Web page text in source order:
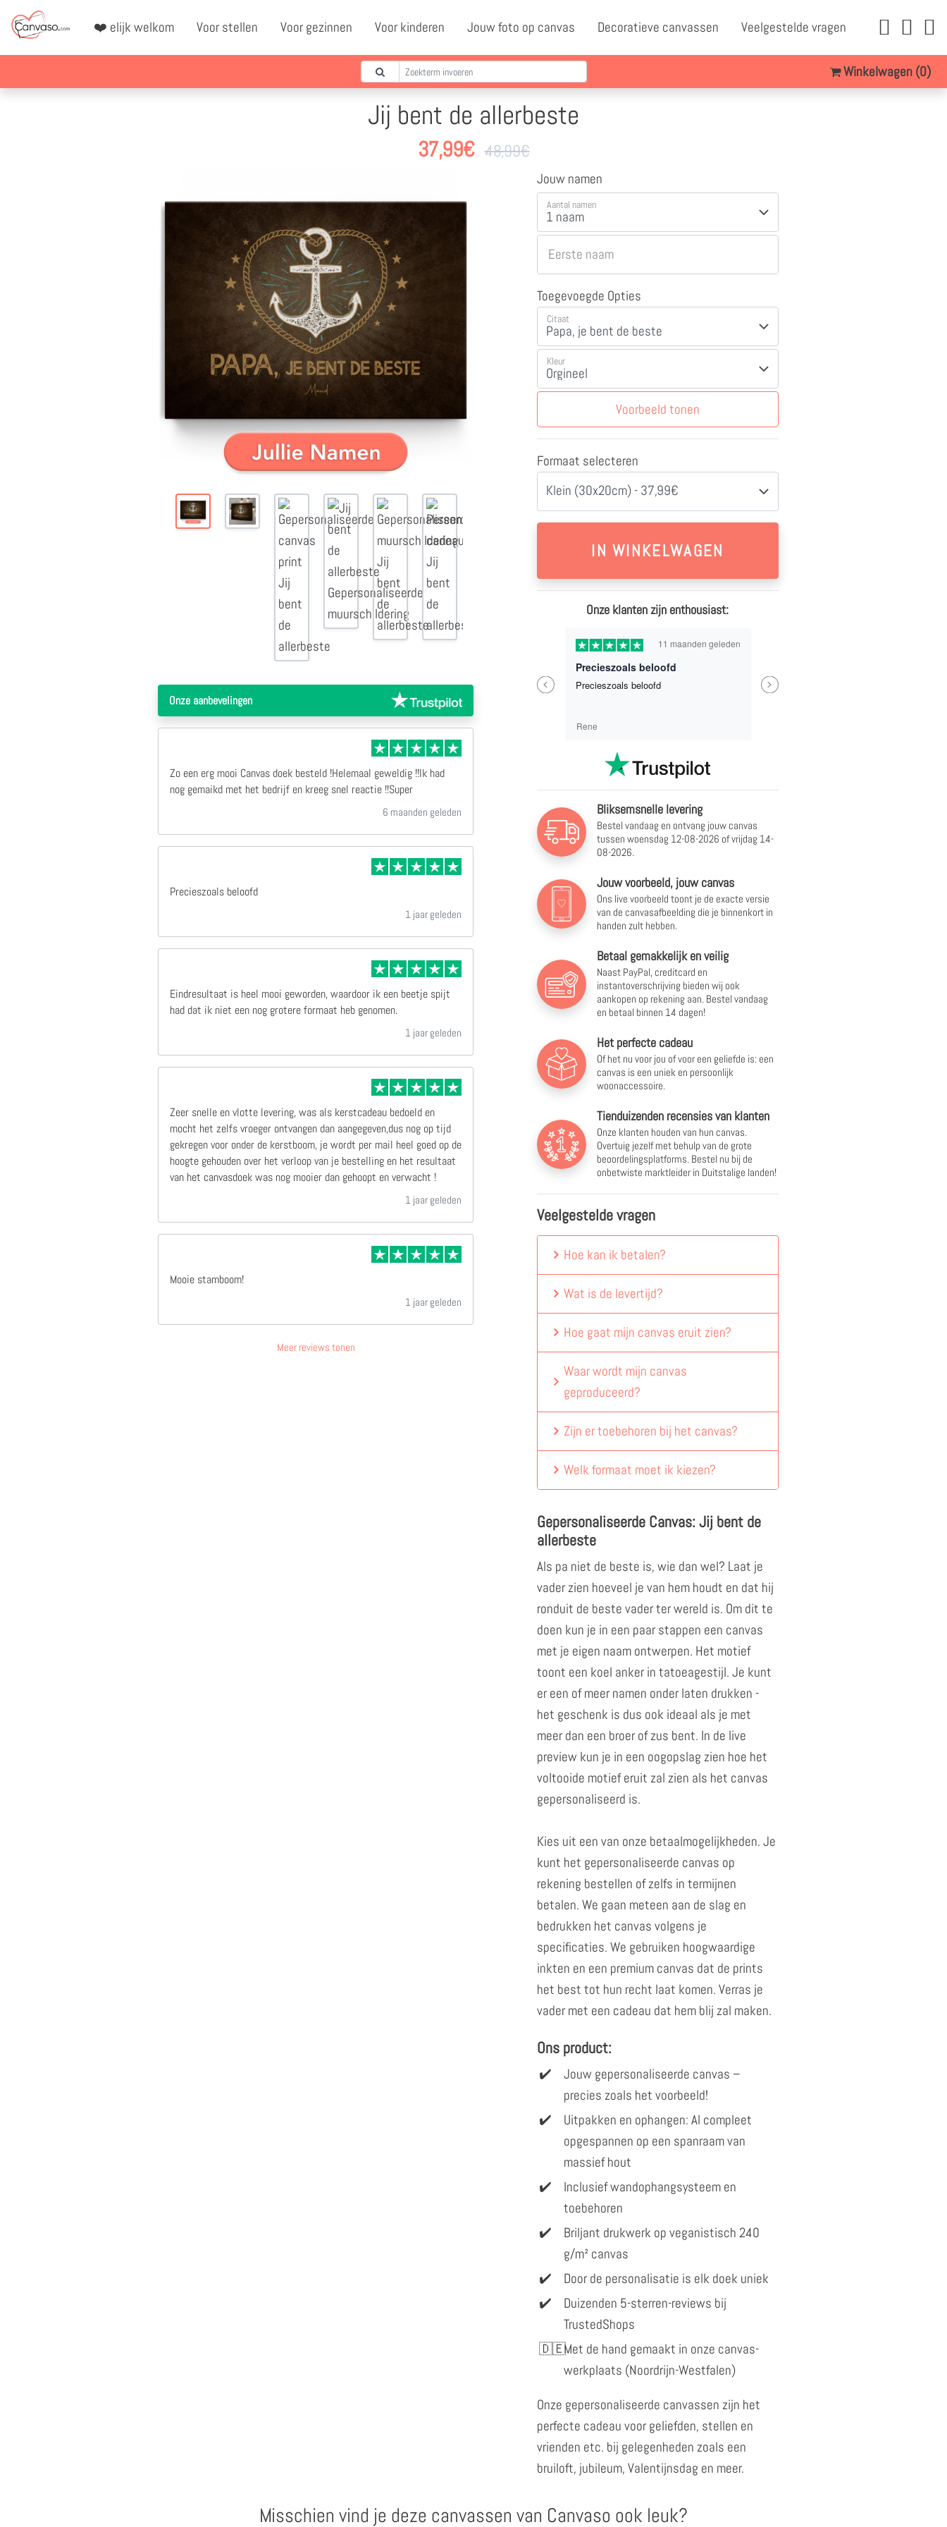
❤️ elijk welkom Voor stellen Voor gezinnen Voor kinderen Jouw foto op canvas Decoratieve canvassen Veelgestelde vragen
Winkelwagen (0)
Jij bent de allerbeste
37,99€ 48,99€
Onze aanbevelingen
Zo een erg mooi Canvas doek besteld !Helemaal geweldig !!Ik had
nog gemaikd met het bedrijf en kreeg snel reactie !!Super
6 maanden geleden
Precieszoals beloofd
1 jaar geleden
Eindresultaat is heel mooi geworden, waardoor ik een beetje spijt
had dat ik niet een nog grotere formaat heb genomen.
1 jaar geleden
Zeer snelle en vlotte levering, was als kerstcadeau bedoeld en
mocht het zelfs vroeger ontvangen dan aangegeven,dus nog op tijd
gekregen voor onder de kerstboom, je wordt per mail heel goed op de
hoogte gehouden over het verloop van je bestelling en het resultaat
van het canvasdoek was nog mooier dan gehoopt en verwacht !
1 jaar geleden
Mooie stamboom!
1 jaar geleden
Meer reviews tonen
Jouw namen
Aantal namen
Eerste naam
Toegevoegde Opties
Citaat
Kleur
Voorbeeld tonen
Formaat selecteren
Klein (30x20cm) - 37,99€
Onze klanten zijn enthousiast:
Previous
deze site werkt snel duidelijk en is zeer
betrouwbaar,heb er nog niet vaak
besteld maar mijn ervaring is zeer goed
hele fijne samenwerking.100%
Cor Van Der Linden
1 weken geleden
Zo een erg mooi Canvas doek besteld
!Helemaal geweldig !!Ik had nog
gemaikd met het bedrijf en kreeg snel
reactie !!Super
C Weber
11 maanden geleden
Precieszoals beloofd
Precieszoals beloofd
Rene
Next
Bliksemsnelle levering
Bestel vandaag en ontvang jouw canvas
tussen woensdag 12-08-2026 of vrijdag 14-
08-2026.
Jouw voorbeeld, jouw canvas
Ons live voorbeeld toont je de exacte versie
van de canvasafbeelding die je binnenkort in
handen zult hebben.
Betaal gemakkelijk en veilig
Naast PayPal, creditcard en
instantoverschrijving bieden wij ook
aankopen op rekening aan. Bestel vandaag
en betaal binnen 14 dagen!
Het perfecte cadeau
Of het nu voor jou of voor een geliefde is: een
canvas is een uniek en persoonlijk
woonaccessoire.
Tienduizenden recensies van klanten
Onze klanten houden van hun canvas.
Overtuig jezelf met behulp van de grote
beoordelingsplatforms. Bestel nu bij de
onbetwiste marktleider in Duitstalige landen!
Veelgestelde vragen
Hoe kan ik betalen?
Wat is de levertijd?
Hoe gaat mijn canvas eruit zien?
Waar wordt mijn canvas
geproduceerd?
Zijn er toebehoren bij het canvas?
Welk formaat moet ik kiezen?
Gepersonaliseerde Canvas: Jij bent de
allerbeste
Als pa niet de beste is, wie dan wel? Laat je
vader zien hoeveel je van hem houdt en dat hij
ronduit de beste vader ter wereld is. Om dit te
doen kun je in een paar stappen een canvas
met je eigen naam ontwerpen. Het motief
toont een koel anker in tatoeagestijl. Je kunt
er een of meer namen onder laten drukken -
het geschenk is dus ook ideaal als je met
meer dan een broer of zus bent. In de live
preview kun je in een oogopslag zien hoe het
voltooide motief eruit zal zien als het canvas
gepersonaliseerd is.
Kies uit een van onze betaalmogelijkheden. Je
kunt het gepersonaliseerde canvas op
rekening bestellen of zelfs in termijnen
betalen. We gaan meteen aan de slag en
bedrukken het canvas volgens je
specificaties. We gebruiken hoogwaardige
inkten en een premium canvas dat de prints
het best tot hun recht laat komen. Verras je
vader met een cadeau dat hem blij zal maken.
Ons product:
Jouw gepersonaliseerde canvas –
precies zoals het voorbeeld!
Uitpakken en ophangen: Al compleet
opgespannen op een spanraam van
massief hout
Inclusief wandophangsysteem en
toebehoren
Briljant drukwerk op veganistisch 240
g/m² canvas
Door de personalisatie is elk doek uniek
Duizenden 5-sterren-reviews bij
TrustedShops
Met de hand gemaakt in onze canvas-
werkplaats (Noordrijn-Westfalen)
Onze gepersonaliseerde canvassen zijn het
perfecte cadeau voor geliefden, stellen en
vrienden etc. bij gelegenheden zoals een
bruiloft, jubileum, Valentijnsdag en meer.
Misschien vind je deze canvassen van Canvaso ook leuk?